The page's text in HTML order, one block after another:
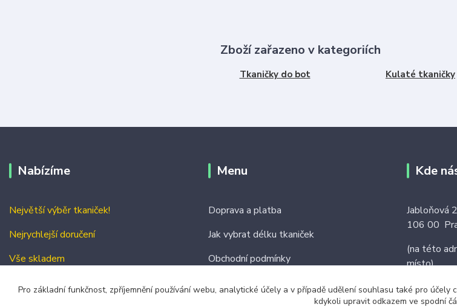
Zboží zařazeno v kategoriích
Tkaničky do bot Kulaté tkaničky
Nabízíme
Největší výběr tkaniček!
Nejrychlejší doručení
Vše skladem
Menu
Doprava a platba
Jak vybrat délku tkaniček
Obchodní podmínky
Kde
Jabloňová
106 00
(na této
místo)
Pro základní funkčnost, zpříjemnění používání webu, analytické účely a v případě udělení souhlasu také pro
kdykoli upravit odkazem ve spodní